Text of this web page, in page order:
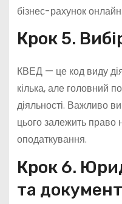
бізнес-рахунок онлайн.
Крок 5.
КВЕД — це код виду
кілька, але головний
діяльності. Важливо
цього залежить
оподаткування.
Крок 6.
та